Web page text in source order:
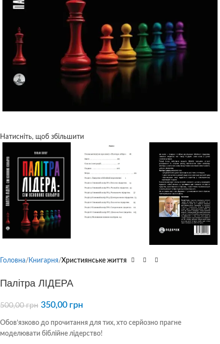
Натисніть, щоб збільшити
Головна Книгарня Християнське життя
Палітра ЛІДЕРА
500,00грн 350,00 грн
Обов’язково до прочитання для тих, хто серйозно прагне
моделювати біблійне лідерство!